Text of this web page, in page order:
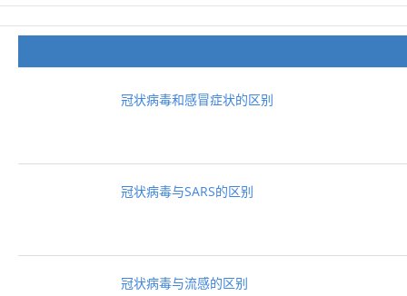
冠状病毒和感冒症状的区别
冠状病毒与SARS的区别
冠状病毒与流感的区别